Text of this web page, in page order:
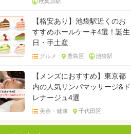
【格安あり】池袋駅近くのお
すすめホールケーキ4選！誕生
日・手土産
グルメ 豊島区 池袋駅
【メンズにおすすめ】東京都
内の人気リンパマッサージ&ド
レナージュ4選
美容・健康 千代田区